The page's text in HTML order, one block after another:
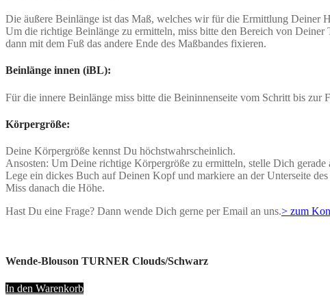
Die äußere Beinlänge ist das Maß, welches wir für die Ermittlung Deiner
Um die richtige Beinlänge zu ermitteln, miss bitte den Bereich von
dann mit dem Fuß das andere Ende des Maßbandes fixieren.
Beinlänge innen (iBL):
Für die innere Beinlänge miss bitte die Beininnenseite vom Schritt bis zur
Körpergröße:
Deine Körpergröße kennst Du höchstwahrscheinlich.
Ansosten: Um Deine richtige Körpergröße zu ermitteln, stelle Dich gerade
Lege ein dickes Buch auf Deinen Kopf und markiere an der Unterseite
Miss danach die Höhe.
Hast Du eine Frage? Dann wende Dich gerne per Email an uns.> zum
Wende-Blouson TURNER Clouds/Schwarz
In den Warenkorb